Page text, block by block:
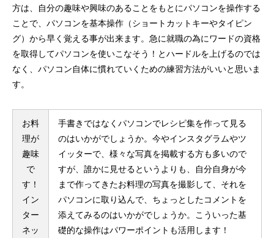
方は、自分の趣味や興味のあることをもとにパソコンを操作する
ことで、パソコンを基本操作（ショートカットキーやタイピン
グ）から早く覚える事が出来ます。急に就職の為にワードの資格
を取得してパソコンを使いこなそう！とハードルを上げるのでは
なく、パソコン自体に慣れていくための練習方法がいいと思いま
す。
お料
理が
趣味
で
す！
イン
ター
ネッ
手書きではなくパソコンでレシピ集を作って見る
のはいかがでしょうか。今やインスタグラムやツ
イッターで、様々な写真を掲載する方も多いので
すが、誰かに見せるというよりも、自分自身が今
まで作ってきたお料理の写真を撮影して、それを
パソコンに取り込んで、ちょっとしたコメントを
添えてみるのはいかがでしょうか。こういった基
礎的な操作はパワーポイントも活用します！